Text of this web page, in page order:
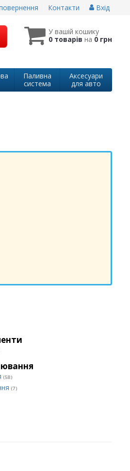
Контакти Вхід
У вашій кошику
0 товарів на 0 грн
Паливна
система
Аксесуари
для авто
(58)
(7)